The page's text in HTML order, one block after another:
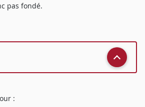
pas fondé.
: